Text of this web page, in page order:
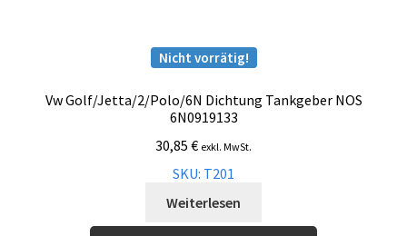
Nicht vorrätig!
Vw Golf/Jetta/2/Polo/6N Dichtung Tankgeber NOS
6N0919133
30,85 € exkl. MwSt.
SKU: T201
Weiterlesen